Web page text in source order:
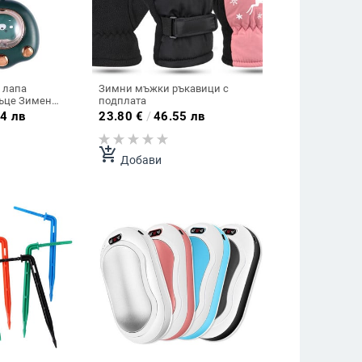
лапа
Зимен
за ръце
USB
лв
Зимни мъжки ръкавици с
подплата
23.80 € /46.55 лв
add_shopping_cart Добави